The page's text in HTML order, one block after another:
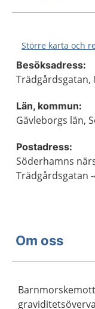
Större karta och
Besöksadress:
Trädgårdsgatan,
Län, kommun:
Gävleborgs län,
Postadress:
Söderhamns
Trädgårdsgatan
Om oss